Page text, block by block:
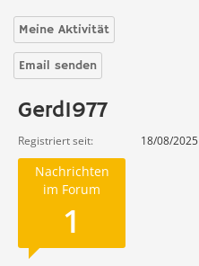
Meine Aktivität
Email senden
Gerd1977
Registriert seit 18/08/2025
Nachrichten
im Forum
1